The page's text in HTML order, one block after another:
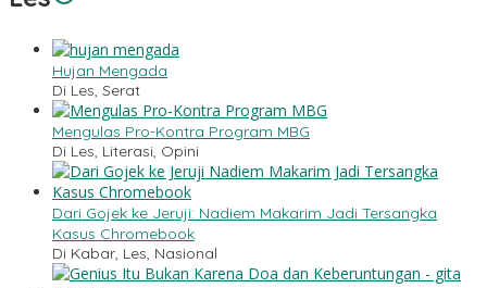
Hujan Mengada
Di Les, Serat
Mengulas Pro-Kontra Program MBG
Di Les, Literasi, Opini
Dari Gojek ke Jeruji: Nadiem Makarim Jadi Tersangka
Kasus Chromebook
Di Kabar, Les, Nasional